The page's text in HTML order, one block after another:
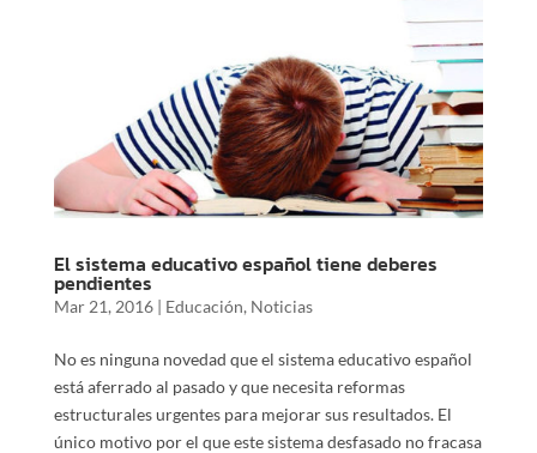
El sistema educativo español tiene deberes
pendientes
Mar 21, 2016| Educación, Noticias
No es ninguna novedad que el sistema educativo español
está aferrado al pasado y que necesita reformas
estructurales urgentes para mejorar sus resultados. El
único motivo por el que este sistema desfasado no fracasa